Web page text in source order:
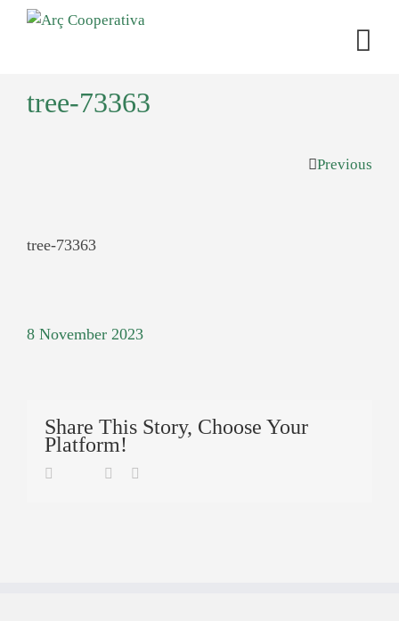
tree-73363
Previous
tree-73363
8 November 2023
Share This Story, Choose Your
Platform!
Facebook
TwitterLinkedin